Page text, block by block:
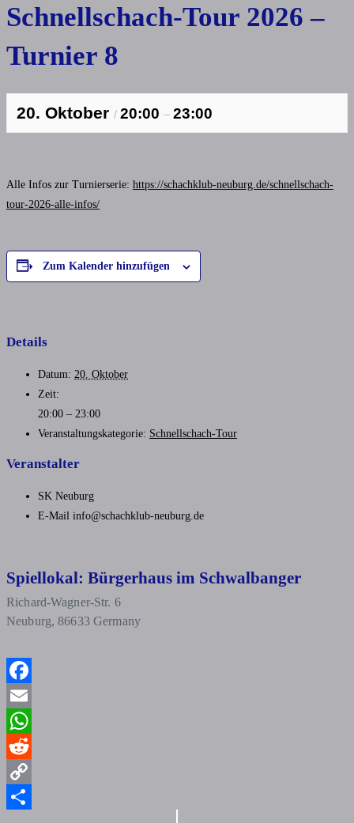
Schnellschach-Tour 2026 –
Turnier 8
20. Oktober / 20:00 – 23:00
Alle Infos zur Turnierserie: https://schachklub-neuburg.de/schnellschach-
tour-2026-alle-infos/
Zum Kalender hinzufügen
Details
Datum: 20. Oktober
Zeit:
20:00 – 23:00
Veranstaltungskategorie: Schnellschach-Tour
Veranstalter
SK Neuburg
E-Mail info@schachklub-neuburg.de
Spiellokal: Bürgerhaus im Schwalbanger
Richard-Wagner-Str. 6
Neuburg, 86633 Germany
Facebook
Email
WhatsApp
Reddit
Copy